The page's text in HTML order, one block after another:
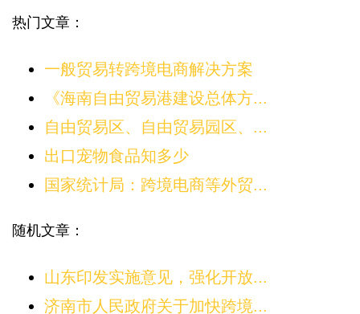
热门文章：
一般贸易转跨境电商解决方案
《海南自由贸易港建设总体方...
自由贸易区、自由贸易园区、...
出口宠物食品知多少
国家统计局：跨境电商等外贸...
随机文章：
山东印发实施意见，强化开放...
济南市人民政府关于加快跨境...